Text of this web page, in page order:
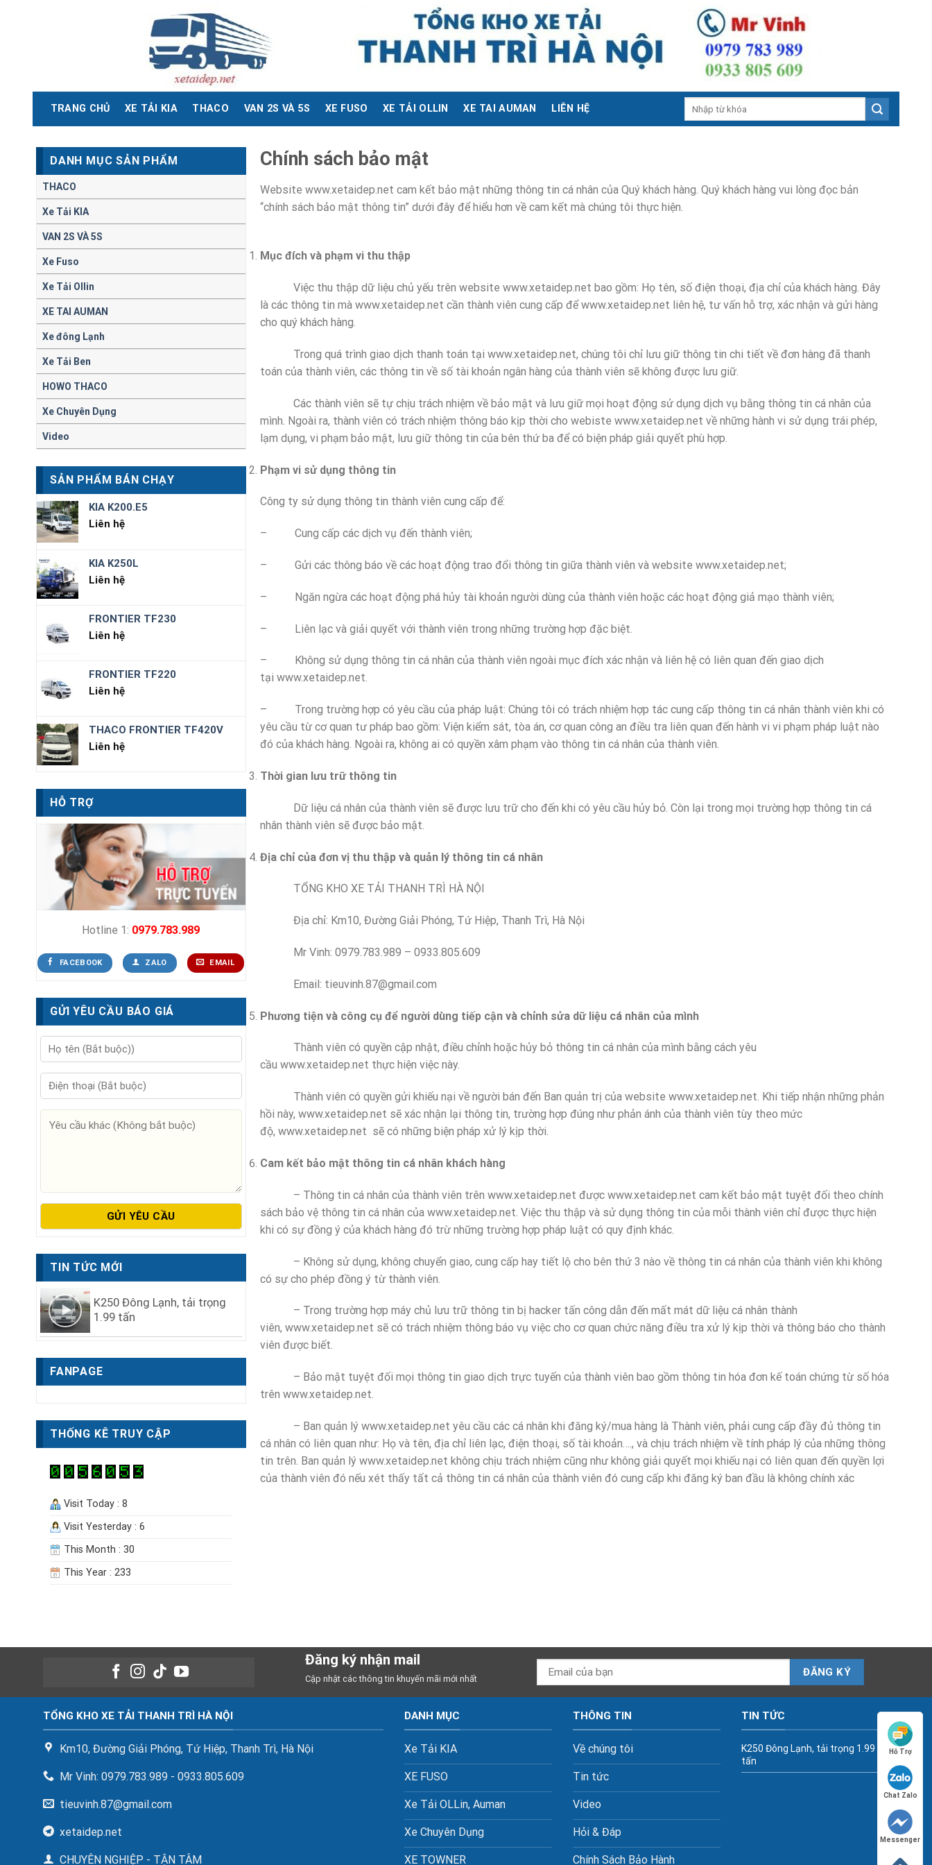
TRANG CHỦ XE TẢI KIA THACO VAN 2S VÀ 5S XE FUSO XE TẢI OLLIN XE TAI AUMAN LIÊN HỆ
Search
Chính sách bảo mật
Website www.xetaidep.net cam kết bảo mật những thông tin cá nhân của Quý khách hàng. Quý khách hàng vui lòng đọc bản
“chính sách bảo mật thông tin” dưới đây để hiểu hơn về cam kết mà chúng tôi thực hiện.
Mục đích và phạm vi thu thập
Việc thu thập dữ liệu chủ yếu trên website www.xetaidep.net bao gồm: Họ tên, số điện thoại, địa chỉ của khách hàng. Đây
là các thông tin mà www.xetaidep.net cần thành viên cung cấp để www.xetaidep.net liên hệ, tư vấn hỗ trợ, xác nhận và gửi hàng
cho quý khách hàng.
Trong quá trình giao dịch thanh toán tại www.xetaidep.net, chúng tôi chỉ lưu giữ thông tin chi tiết về đơn hàng đã thanh
toán của thành viên, các thông tin về số tài khoản ngân hàng của thành viên sẽ không được lưu giữ.
Các thành viên sẽ tự chịu trách nhiệm về bảo mật và lưu giữ mọi hoạt động sử dụng dịch vụ bằng thông tin cá nhân của
mình. Ngoài ra, thành viên có trách nhiệm thông báo kịp thời cho webiste www.xetaidep.net về những hành vi sử dụng trái phép,
lạm dụng, vi phạm bảo mật, lưu giữ thông tin của bên thứ ba để có biện pháp giải quyết phù hợp.
Phạm vi sử dụng thông tin
Công ty sử dụng thông tin thành viên cung cấp để:
– Cung cấp các dịch vụ đến thành viên;
– Gửi các thông báo về các hoạt động trao đổi thông tin giữa thành viên và website www.xetaidep.net;
– Ngăn ngừa các hoạt động phá hủy tài khoản người dùng của thành viên hoặc các hoạt động giả mạo thành viên;
– Liên lạc và giải quyết với thành viên trong những trường hợp đặc biệt.
– Không sử dụng thông tin cá nhân của thành viên ngoài mục đích xác nhận và liên hệ có liên quan đến giao dịch
tại www.xetaidep.net.
– Trong trường hợp có yêu cầu của pháp luật: Chúng tôi có trách nhiệm hợp tác cung cấp thông tin cá nhân thành viên khi có
yêu cầu từ cơ quan tư pháp bao gồm: Viện kiểm sát, tòa án, cơ quan công an điều tra liên quan đến hành vi vi phạm pháp luật nào
đó của khách hàng. Ngoài ra, không ai có quyền xâm phạm vào thông tin cá nhân của thành viên.
Thời gian lưu trữ thông tin
Dữ liệu cá nhân của thành viên sẽ được lưu trữ cho đến khi có yêu cầu hủy bỏ. Còn lại trong mọi trường hợp thông tin cá
nhân thành viên sẽ được bảo mật.
Địa chỉ của đơn vị thu thập và quản lý thông tin cá nhân
TỔNG KHO XE TẢI THANH TRÌ HÀ NỘI
Địa chỉ: Km10, Đường Giải Phóng, Tứ Hiệp, Thanh Trì, Hà Nội
Mr Vinh: 0979.783.989 – 0933.805.609
Email: tieuvinh.87@gmail.com
Phương tiện và công cụ để người dùng tiếp cận và chỉnh sửa dữ liệu cá nhân của mình
Thành viên có quyền cập nhật, điều chỉnh hoặc hủy bỏ thông tin cá nhân của mình bằng cách yêu
cầu www.xetaidep.net thực hiện việc này.
Thành viên có quyền gửi khiếu nại về người bán đến Ban quản trị của website www.xetaidep.net. Khi tiếp nhận những phản
hồi này, www.xetaidep.net sẽ xác nhận lại thông tin, trường hợp đúng như phản ánh của thành viên tùy theo mức
độ, www.xetaidep.net sẽ có những biện pháp xử lý kịp thời.
Cam kết bảo mật thông tin cá nhân khách hàng
– Thông tin cá nhân của thành viên trên www.xetaidep.net được www.xetaidep.net cam kết bảo mật tuyệt đối theo chính
sách bảo vệ thông tin cá nhân của www.xetaidep.net. Việc thu thập và sử dụng thông tin của mỗi thành viên chỉ được thực hiện
khi có sự đồng ý của khách hàng đó trừ những trường hợp pháp luật có quy định khác.
– Không sử dụng, không chuyển giao, cung cấp hay tiết lộ cho bên thứ 3 nào về thông tin cá nhân của thành viên khi không
có sự cho phép đồng ý từ thành viên.
– Trong trường hợp máy chủ lưu trữ thông tin bị hacker tấn công dẫn đến mất mát dữ liệu cá nhân thành
viên, www.xetaidep.net sẽ có trách nhiệm thông báo vụ việc cho cơ quan chức năng điều tra xử lý kịp thời và thông báo cho thành
viên được biết.
– Bảo mật tuyệt đối mọi thông tin giao dịch trực tuyến của thành viên bao gồm thông tin hóa đơn kế toán chứng từ số hóa
trên www.xetaidep.net.
– Ban quản lý www.xetaidep.net yêu cầu các cá nhân khi đăng ký/mua hàng là Thành viên, phải cung cấp đầy đủ thông tin
cá nhân có liên quan như: Họ và tên, địa chỉ liên lạc, điện thoại, số tài khoản…., và chịu trách nhiệm về tính pháp lý của những thông
tin trên. Ban quản lý www.xetaidep.net không chịu trách nhiệm cũng như không giải quyết mọi khiếu nại có liên quan đến quyền lợi
của thành viên đó nếu xét thấy tất cả thông tin cá nhân của thành viên đó cung cấp khi đăng ký ban đầu là không chính xác
DANH MỤC SẢN PHẨM
THACO
Xe Tải KIA
VAN 2S VÀ 5S
Xe Fuso
Xe Tải Ollin
XE TAI AUMAN
Xe đông Lạnh
Xe Tải Ben
HOWO THACO
Xe Chuyên Dụng
Video
SẢN PHẨM BÁN CHẠY
KIA K200.E5
Liên hệ
KIA K250L
Liên hệ
FRONTIER TF230
Liên hệ
FRONTIER TF220
Liên hệ
THACO FRONTIER TF420V
Liên hệ
HỖ TRỢ
Hotline 1: 0979.783.989
FACEBOOK ZALO EMAIL
GỬI YÊU CẦU BÁO GIÁ
TIN TỨC MỚI
K250 Đông Lạnh, tải trọng
1.99 tấn
FANPAGE
THỐNG KÊ TRUY CẬP
Visit Today : 8
Visit Yesterday : 6
This Month : 30
This Year : 233
Đăng ký nhận mail
Cập nhật các thông tin khuyến mãi mới nhất
TỔNG KHO XE TẢI THANH TRÌ HÀ NỘI
Km10, Đường Giải Phóng, Tứ Hiệp, Thanh Trì, Hà Nội
Mr Vinh: 0979.783.989 - 0933.805.609
tieuvinh.87@gmail.com
xetaidep.net
CHUYÊN NGHIỆP - TẬN TÂM
DANH MỤC
Xe Tải KIA
XE FUSO
Xe Tải OLLin, Auman
Xe Chuyên Dụng
XE TOWNER
THÔNG TIN
Về chúng tôi
Tin tức
Video
Hỏi & Đáp
Chính Sách Bảo Hành
TIN TỨC
K250 Đông Lạnh, tải trọng 1.99
tấn
Hỗ Trợ
Chat Zalo
Messenger